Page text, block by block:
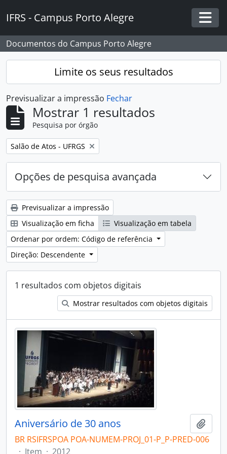
IFRS - Campus Porto Alegre
Documentos do Campus Porto Alegre
Limite os seus resultados
Previsualizar a impressão Fechar
Mostrar 1 resultados
Pesquisa por órgão
Remover filtro:
Salão de Atos - UFRGS
Opções de pesquisa avançada
Previsualizar a impressão
Visualização em ficha
Visualização em tabela
Ordenar por ordem: Código de referência
Direção: Descendente
1 resultados com objetos digitais
Mostrar resultados com objetos digitais
Aniversário de 30 anos
BR RSIFRSPOA POA-NUMEM-PROJ_01-P_P-PRED-006
· Item · 2012